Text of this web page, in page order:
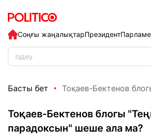
Соңғы жаңалықтарПрезидент
Басты бет Тоқаев-Бектенов
Тоқаев-Бектенов блогы
парадоксын" шеше ала ма?